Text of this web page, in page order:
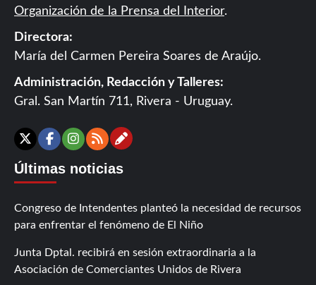
Organización de la Prensa del Interior.
Directora:
María del Carmen Pereira Soares de Araújo.
Administración, Redacción y Talleres:
Gral. San Martín 711, Rivera - Uruguay.
X Facebook
Instagram
RSSContáctanos
Últimas noticias
Congreso de Intendentes planteó la necesidad de recursos
para enfrentar el fenómeno de El Niño
Junta Dptal. recibirá en sesión extraordinaria a la
Asociación de Comerciantes Unidos de Rivera